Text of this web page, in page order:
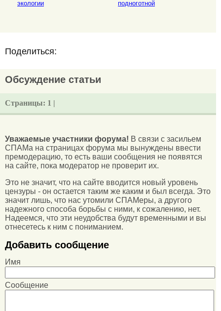
экологии подноготной
Поделиться:
Обсуждение статьи
Страницы: 1 |
Уважаемые участники форума! В связи с засильем
СПАМа на страницах форума мы вынуждены ввести
премодерацию, то есть ваши сообщения не появятся
на сайте, пока модератор не проверит их.
Это не значит, что на сайте вводится новый уровень
цензуры - он остается таким же каким и был всегда. Это
значит лишь, что нас утомили СПАМеры, а другого
надежного способа борьбы с ними, к сожалению, нет.
Надеемся, что эти неудобства будут временными и вы
отнесетесь к ним с пониманием.
Добавить сообщение
Имя
Сообщение